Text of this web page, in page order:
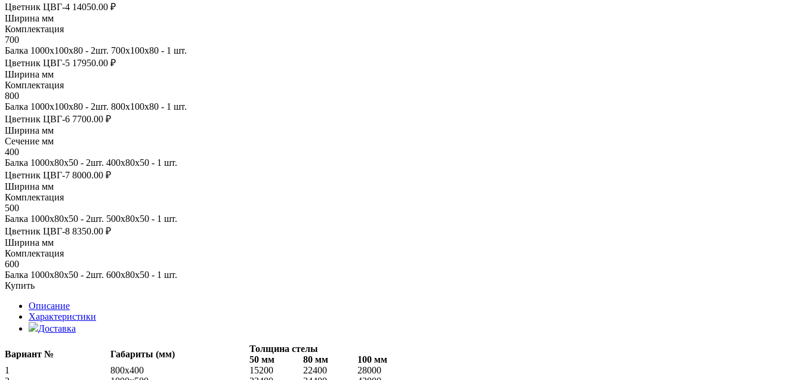
Цветник ЦВГ-4 14050.00 ₽
Ширина мм
Комплектация
700
Балка 1000х100х80 - 2шт. 700х100х80 - 1 шт.
Цветник ЦВГ-5 17950.00 ₽
Ширина мм
Комплектация
800
Балка 1000х100х80 - 2шт. 800х100х80 - 1 шт.
Цветник ЦВГ-6 7700.00 ₽
Ширина мм
Сечение мм
400
Балка 1000х80х50 - 2шт. 400х80х50 - 1 шт.
Цветник ЦВГ-7 8000.00 ₽
Ширина мм
Комплектация
500
Балка 1000х80х50 - 2шт. 500х80х50 - 1 шт.
Цветник ЦВГ-8 8350.00 ₽
Ширина мм
Комплектация
600
Балка 1000х80х50 - 2шт. 600х80х50 - 1 шт.
Купить
Описание
Характеристики
Доставка
Вариант № Габариты (мм)
Толщина стелы
50 мм
80 мм
100 мм
1
800x400 15200 22400
28000